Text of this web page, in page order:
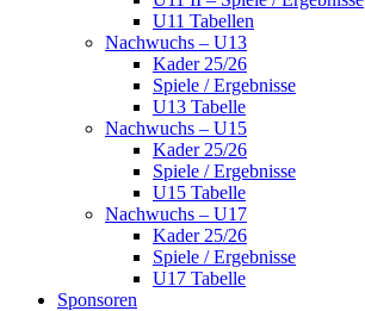
U11 Tabellen
Nachwuchs – U13
Kader 25/26
Spiele / Ergebnisse
U13 Tabelle
Nachwuchs – U15
Kader 25/26
Spiele / Ergebnisse
U15 Tabelle
Nachwuchs – U17
Kader 25/26
Spiele / Ergebnisse
U17 Tabelle
Sponsoren